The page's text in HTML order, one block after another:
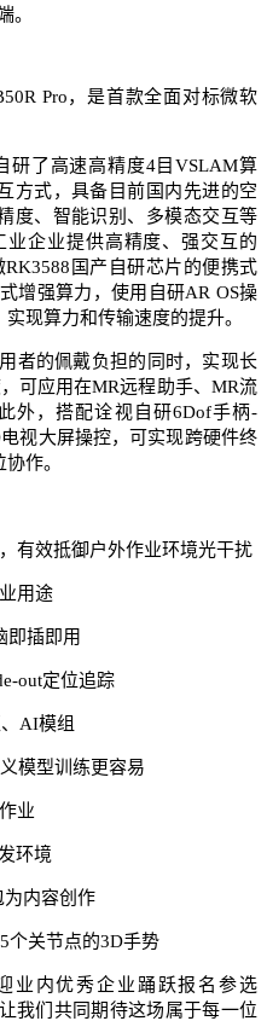
。
Pro，是首款全面对标微软
研了高速高精度4目VSLAM算
方式，具备目前国内先进的空
度、智能识别、多模态交互等
业企业提供高精度、强交互的
国产自研芯片的便携式
增强算力，使用自研AR OS操
现算力和传输速度的提升。
者的佩戴负担的同时，实现长
可应用在MR远程助手、MR流
外，搭配诠视自研6Dof手柄-
视大屏操控，可实现跨硬件终
作。
有效抵御户外作业环境光干扰
用途
即插即用
out定位追踪
AI模组
模型训练更容易
业
环境
为内容创作
个关节点的3D手势
业内优秀企业踊跃报名参选
我们共同期待这场属于每一位